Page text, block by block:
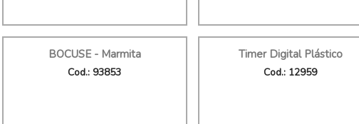
BOCUSE - Marmita
Cod.: 93853
Timer Digital Plástico
Cod.: 12959